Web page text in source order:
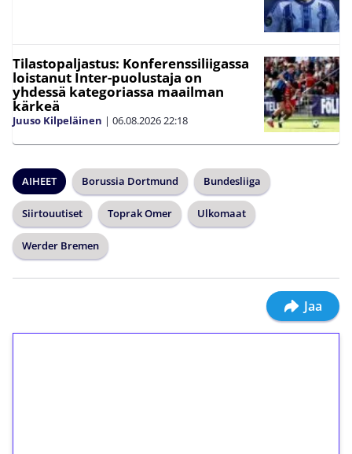
Tilastopaljastus: Konferenssiliigassa
loistanut Inter-puolustaja on
yhdessä kategoriassa maailman
kärkeä
Juuso Kilpeläinen | 06.08.202622:18
AIHEET Borussia Dortmund Bundesliiga
Siirtouutiset Toprak Omer Ulkomaat
Werder Bremen
Jaa